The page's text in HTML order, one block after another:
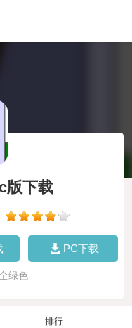
版下载
PC下载
绿色
排行